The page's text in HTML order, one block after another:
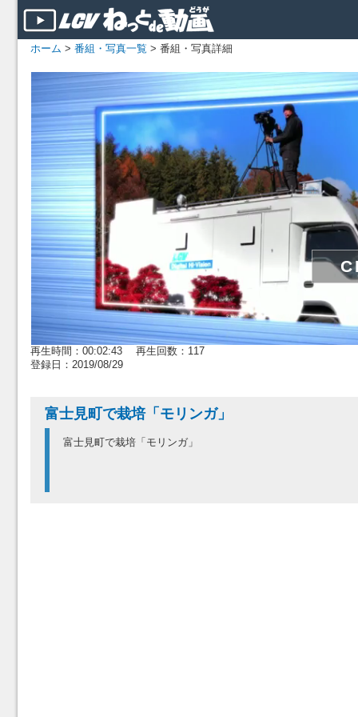
ホーム > 番組・写真一覧 > 番組・写真詳細
再生時間：00:02:43 再生回数：117
登録日：2019/08/29
富士見町で栽培「モリンガ」
富士見町で栽培「モリンガ」